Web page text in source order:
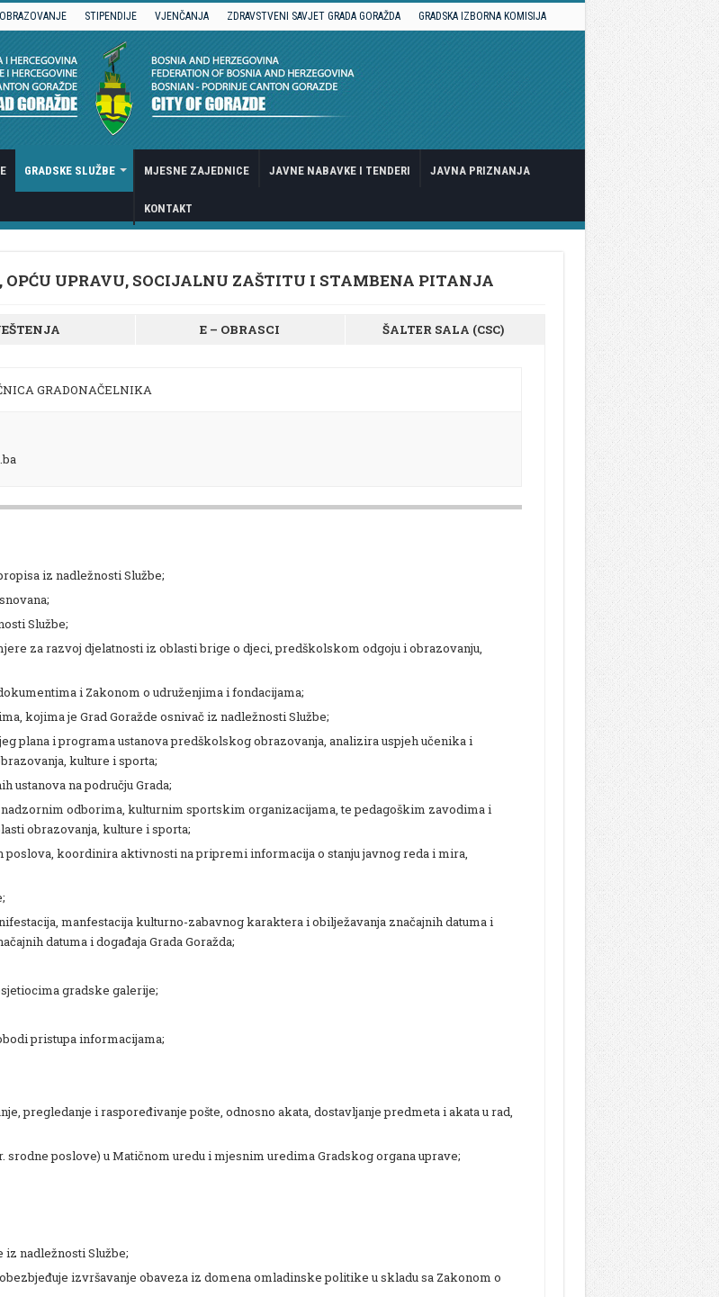
OBRAZOVANJE STIPENDIJE VJENČANJA ZDRAVSTVENI SAVJET GRADA GORAŽDA GRADSKA IZBORNA KOMISIJA
GRADSKE SLUŽBE MJESNE ZAJEDNICE JAVNE NABAVKE I TENDERI JAVNA PRIZNANJA
KONTAKT
OPĆU UPRAVU, SOCIJALNU ZAŠTITU I STAMBENA PITANJA
E – OBRASCI ŠALTER SALA (CSC)
GRADONAČELNIKA
iz nadležnosti Službe;
Službe;
za razvoj djelatnosti iz oblasti brige o djeci, predškolskom odgoju i obrazovanju,
i Zakonom o udruženjima i fondacijama;
kojima je Grad Goražde osnivač iz nadležnosti Službe;
plana i programa ustanova predškolskog obrazovanja, analizira uspjeh učenika i
kulture i sporta;
ustanova na području Grada;
odborima, kulturnim sportskim organizacijama, te pedagoškim zavodima i
obrazovanja, kulture i sporta;
poslova, koordinira aktivnosti na pripremi informacija o stanju javnog reda i mira,
manfestacija kulturno-zabavnog karaktera i obilježavanja značajnih datuma i
datuma i događaja Grada Goražda;
gradske galerije;
pristupa informacijama;
pregledanje i raspoređivanje pošte, odnosno akata, dostavljanje predmeta i akata u rad,
poslove) u Matičnom uredu i mjesnim uredima Gradskog organa uprave;
nadležnosti Službe;
izvršavanje obaveza iz domena omladinske politike u skladu sa Zakonom o